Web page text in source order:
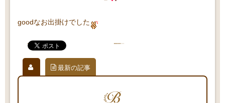
goodなお出掛けでした
最新の記事